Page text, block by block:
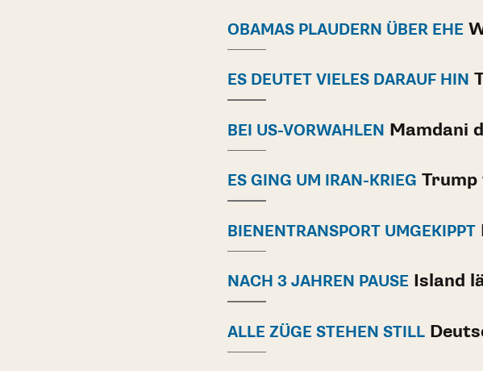
OBAMAS PLAUDERN ÜBER EHE
ES DEUTET VIELES DARAUF HIN
BEI US-VORWAHLEN Mamdani
ES GING UM IRAN-KRIEG
BIENENTRANSPORT UMGEKIPPT
NACH 3 JAHREN PAUSE Island
ALLE ZÜGE STEHEN STILL